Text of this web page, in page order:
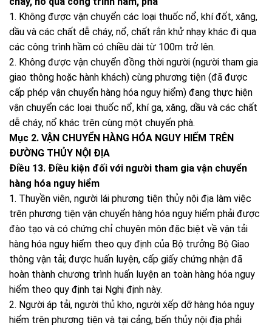
1. Không được vận chuyển các loại thuốc nổ, khí đốt, xăng,
dầu và các chất dễ cháy, nổ, chất rắn khử nhạy khác đi qua
các công trình hầm có chiều dài từ 100m trở lên.
2. Không được vận chuyển đồng thời người (người tham gia
giao thông hoặc hành khách) cùng phương tiện (đã được
cấp phép vận chuyển hàng hóa nguy hiểm) đang thực hiện
vận chuyển các loại thuốc nổ, khí ga, xăng, dầu và các chất
dễ cháy, nổ khác trên cùng một chuyến phà.
Mục 2. VẬN CHUYỂN HÀNG HÓA NGUY HIỂM TRÊN
ĐƯỜNG THỦY NỘI ĐỊA
Điều 13. Điều kiện đối với người tham gia vận chuyển
hàng hóa nguy hiểm
1. Thuyền viên, người lái phương tiện thủy nội địa làm việc
trên phương tiện vận chuyển hàng hóa nguy hiểm phải được
đào tạo và có chứng chỉ chuyên môn đặc biệt về vận tải
hàng hóa nguy hiểm theo quy định của Bộ trưởng Bộ Giao
thông vận tải; được huấn luyện, cấp giấy chứng nhận đã
hoàn thành chương trình huấn luyện an toàn hàng hóa nguy
hiểm theo quy định tại Nghị định này.
2. Người áp tải, người thủ kho, người xếp dỡ hàng hóa nguy
hiểm trên phương tiện và tại cảng, bến thủy nội địa phải